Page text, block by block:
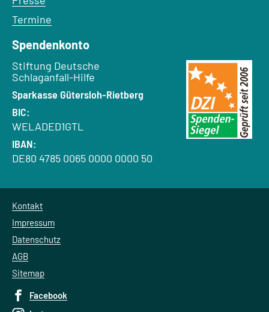
Termine
Spendenkonto
Empfänger:
Stiftung Deutsche
Schlaganfall-Hilfe
Bank:
Sparkasse Gütersloh-Rietberg
BIC:
WELADED1GTL
IBAN:
DE80 4785 0065 0000 0000 50
Kontakt
Impressum
Datenschutz
AGB
Sitemap
Facebook